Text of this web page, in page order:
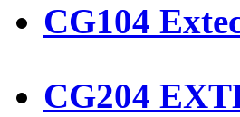
CG104
CG204